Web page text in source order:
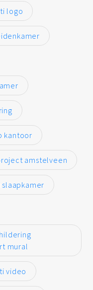
logo
kantoor
amstelveen
mural
video